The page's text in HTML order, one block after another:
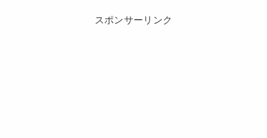
スポンサーリンク